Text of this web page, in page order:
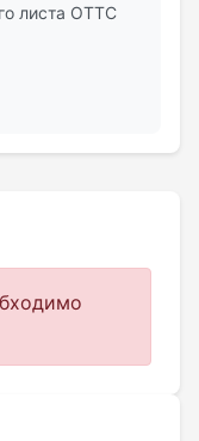
листа ОТТС